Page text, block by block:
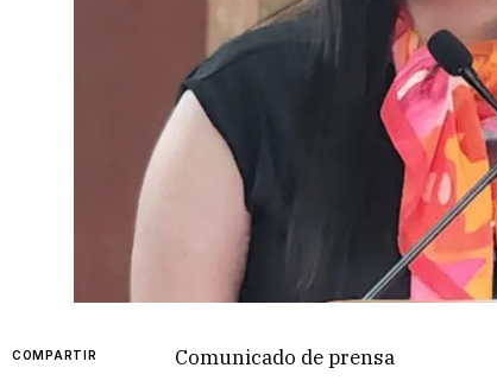
COMPARTIR Comunicado de prensa